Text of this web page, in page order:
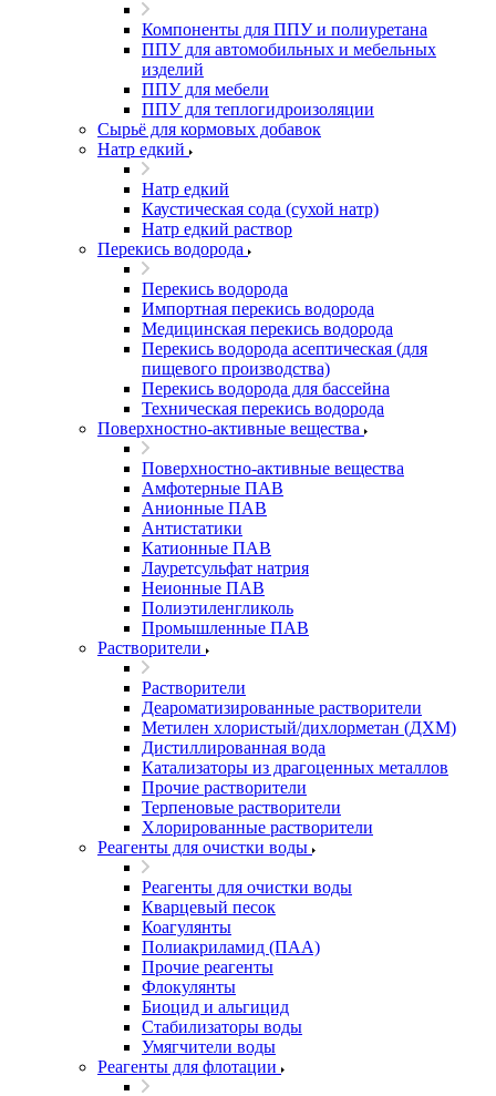
Компоненты для ППУ и полиуретана
ППУ для автомобильных и мебельных
изделий
ППУ для мебели
ППУ для теплогидроизоляции
Сырьё для кормовых добавок
Натр едкий
Натр едкий
Каустическая сода (сухой натр)
Натр едкий раствор
Перекись водорода
Перекись водорода
Импортная перекись водорода
Медицинская перекись водорода
Перекись водорода асептическая (для
пищевого производства)
Перекись водорода для бассейна
Техническая перекись водорода
Поверхностно-активные вещества
Поверхностно-активные вещества
Амфотерные ПАВ
Анионные ПАВ
Антистатики
Катионные ПАВ
Лауретсульфат натрия
Неионные ПАВ
Полиэтиленгликоль
Промышленные ПАВ
Растворители
Растворители
Деароматизированные растворители
Метилен хлористый/дихлорметан (ДХМ)
Дистиллированная вода
Катализаторы из драгоценных металлов
Прочие растворители
Терпеновые растворители
Хлорированные растворители
Реагенты для очистки воды
Реагенты для очистки воды
Кварцевый песок
Коагулянты
Полиакриламид (ПАА)
Прочие реагенты
Флокулянты
Биоцид и альгицид
Стабилизаторы воды
Умягчители воды
Реагенты для флотации